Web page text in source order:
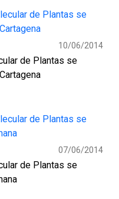
10/06/2014
de Plantas se
07/06/2014
de Plantas se